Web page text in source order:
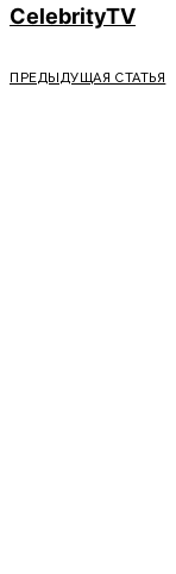
CelebrityTV
ПРЕДЫДУЩАЯ СТАТЬЯ